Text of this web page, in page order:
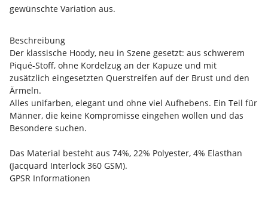
gewünschte Variation aus.
Beschreibung
Der klassische Hoody, neu in Szene gesetzt: aus schwerem
Piqué-Stoff, ohne Kordelzug an der Kapuze und mit
zusätzlich eingesetzten Querstreifen auf der Brust und den
Ärmeln.
Alles unifarben, elegant und ohne viel Aufhebens. Ein Teil für
Männer, die keine Kompromisse eingehen wollen und das
Besondere suchen.
Das Material besteht aus 74%, 22% Polyester, 4% Elasthan
(Jacquard Interlock 360 GSM).
GPSR Informationen